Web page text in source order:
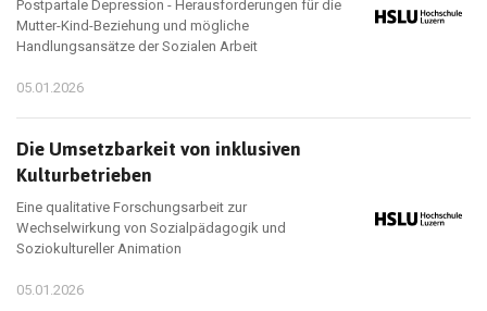
Postpartale Depression - Herausforderungen für die
Mutter-Kind-Beziehung und mögliche
Handlungsansätze der Sozialen Arbeit
05.01.2026
Die Umsetzbarkeit von inklusiven
Kulturbetrieben
Eine qualitative Forschungsarbeit zur
Wechselwirkung von Sozialpädagogik und
Soziokultureller Animation
05.01.2026